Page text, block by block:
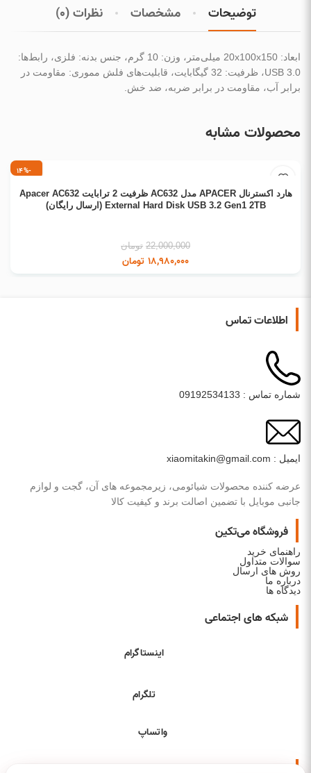
توضیحات مشخصات نظرات (0)
ابعاد: 20x100x150 میلی‌متر، وزن: 10 گرم، جنس بدنه: فلزی، رابط‌ها:
USB 3.0، ظرفیت: 32 گیگابایت، قابلیت‌های فلش مموری: مقاومت در
برابر آب، مقاومت در برابر ضربه، ضد خش.
محصولات مشابه
-14%
افزودن به سبد خرید
هارد اکسترنال APACER مدل AC632 ظرفیت 2 ترابایت Apacer AC632
External Hard Disk USB 3.2 Gen1 2TB (ارسال رایگان)
22,000,000 تومان
18,980,000 تومان
اطلاعات تماس
شماره تماس : 09192534133
ایمیل : xiaomitakin@gmail.com
عرضه کننده محصولات شیائومی، زیرمجموعه های آن، گجت و لوازم
جانبی موبایل با تضمین اصالت برند و کیفیت کالا
فروشگاه می‌تکین
راهنمای خرید
سوالات متداول
روش های ارسال
درباره ما
دیدگاه ها
شبکه های اجتماعی
اینستاگرام
تلگرام
واتساپ